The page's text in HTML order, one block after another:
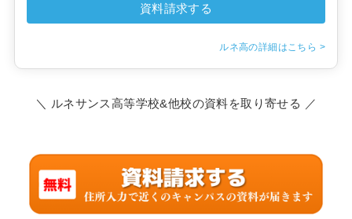
資料請求する
ルネ高の詳細はこちら >
＼ ルネサンス高等学校&他校の資料を取り寄せる ／